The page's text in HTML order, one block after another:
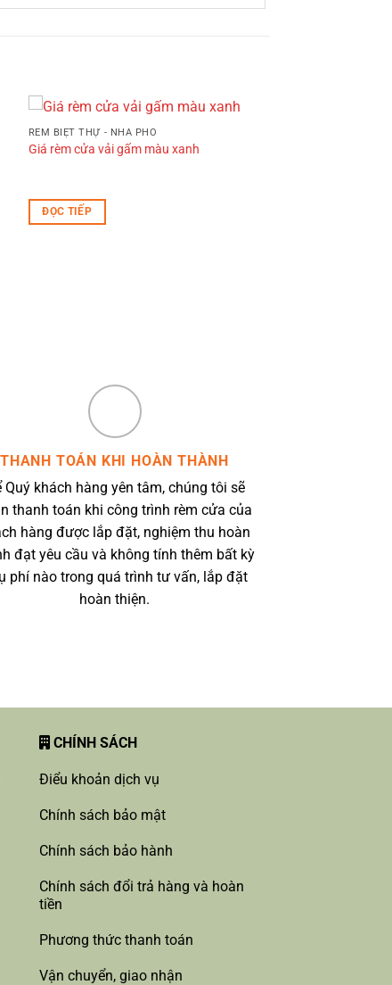
RÈM BIỆT THỰ - NHÀ PHỐ
Giá rèm cửa vải gấm màu xanh
ĐỌC TIẾP
THANH TOÁN KHI HOÀN THÀNH
Quý khách hàng yên tâm, chúng tôi sẽ
thanh toán khi công trình rèm cửa của
hàng được lắp đặt, nghiệm thu hoàn
đạt yêu cầu và không tính thêm bất kỳ
phí nào trong quá trình tư vấn, lắp đặt
hoàn thiện.
CHÍNH SÁCH
Điểu khoản dịch vụ
Chính sách bảo mật
Chính sách bảo hành
Chính sách đổi trả hàng và hoàn
tiền
Phương thức thanh toán
Vận chuyển, giao nhận